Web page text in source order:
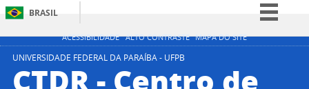
ACESSIBILIDADE ALTO CONTRASTE MAPA DO SITE
BRASIL
Simplifique!
Participe
UNIVERSIDADE FEDERAL DA PARAÍBA - UFPB
CTDR - Centro de